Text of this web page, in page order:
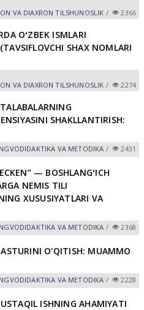
VА DIАXRON TILSHUNOSLIK / 2366
OʻZBEK ISMLARI
SHAX NOMLARI
VА DIАXRON TILSHUNOSLIK / 2274
SHAKLLANTIRISH:
VА METODIKА / 2431
— BOSHLANGʻICH
NEMIS TILI
XUSUSIYATLARI VA
VА METODIKА / 2368
O‘QITISH: MUAMMO
VА METODIKА / 2228
ISHNING AHAMIYATI